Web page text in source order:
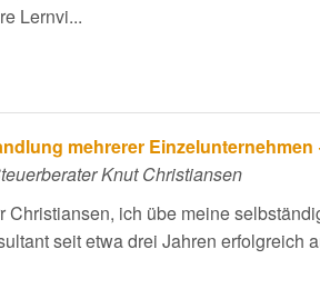
Lernvi...
mehrerer Einzelunternehmen
Knut Christiansen
Christiansen, ich übe meine
seit etwa drei Jahren erfolgreich